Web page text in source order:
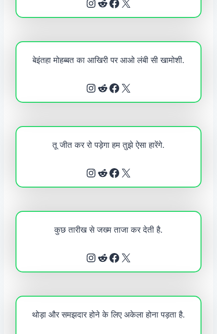
बेइंतहा मोहब्बत का आखिरी पर आओ लंबी सी खामोशी.
Instagram Reddit Facebook X
तू जीत कर रो पड़ेगा हम तुझे ऐसा हारेंगे.
Instagram Reddit Facebook X
कुछ तारीख से जख्म ताजा कर देती है.
Instagram Reddit Facebook X
थोड़ा और समझदार होने के लिए अकेला होना पड़ता है.